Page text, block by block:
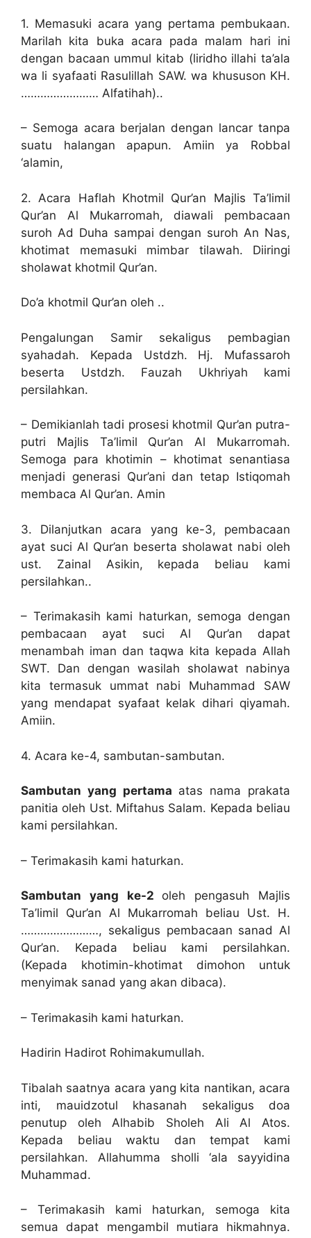
1. Memasuki acara yang pertama pembukaan.
Marilah kita buka acara pada malam hari ini
dengan bacaan ummul kitab (liridho illahi ta’ala
wa li syafaati Rasulillah SAW. wa khususon KH.
…………………… Alfatihah)..
– Semoga acara berjalan dengan lancar tanpa
suatu halangan apapun. Amiin ya Robbal
‘alamin,
2. Acara Haflah Khotmil Qur’an Majlis Ta’limil
Qur’an Al Mukarromah, diawali pembacaan
suroh Ad Duha sampai dengan suroh An Nas,
khotimat memasuki mimbar tilawah. Diiringi
sholawat khotmil Qur’an.
Do’a khotmil Qur’an oleh ..
Pengalungan Samir sekaligus pembagian
syahadah. Kepada Ustdzh. Hj. Mufassaroh
beserta Ustdzh. Fauzah Ukhriyah kami
persilahkan.
– Demikianlah tadi prosesi khotmil Qur’an putra-
putri Majlis Ta’limil Qur’an Al Mukarromah.
Semoga para khotimin – khotimat senantiasa
menjadi generasi Qur’ani dan tetap Istiqomah
membaca Al Qur’an. Amin
3. Dilanjutkan acara yang ke-3, pembacaan
ayat suci Al Qur’an beserta sholawat nabi oleh
ust. Zainal Asikin, kepada beliau kami
persilahkan..
– Terimakasih kami haturkan, semoga dengan
pembacaan ayat suci Al Qur’an dapat
menambah iman dan taqwa kita kepada Allah
SWT. Dan dengan wasilah sholawat nabinya
kita termasuk ummat nabi Muhammad SAW
yang mendapat syafaat kelak dihari qiyamah.
Amiin.
4. Acara ke-4, sambutan-sambutan.
Sambutan yang pertama atas nama prakata
panitia oleh Ust. Miftahus Salam. Kepada beliau
kami persilahkan.
– Terimakasih kami haturkan.
Sambutan yang ke-2 oleh pengasuh Majlis
Ta’limil Qur’an Al Mukarromah beliau Ust. H.
……………………, sekaligus pembacaan sanad Al
Qur’an. Kepada beliau kami persilahkan.
(Kepada khotimin-khotimat dimohon untuk
menyimak sanad yang akan dibaca).
– Terimakasih kami haturkan.
Hadirin Hadirot Rohimakumullah.
Tibalah saatnya acara yang kita nantikan, acara
inti, mauidzotul khasanah sekaligus doa
penutup oleh Alhabib Sholeh Ali Al Atos.
Kepada beliau waktu dan tempat kami
persilahkan. Allahumma sholli ‘ala sayyidina
Muhammad.
– Terimakasih kami haturkan, semoga kita
semua dapat mengambil mutiara hikmahnya.